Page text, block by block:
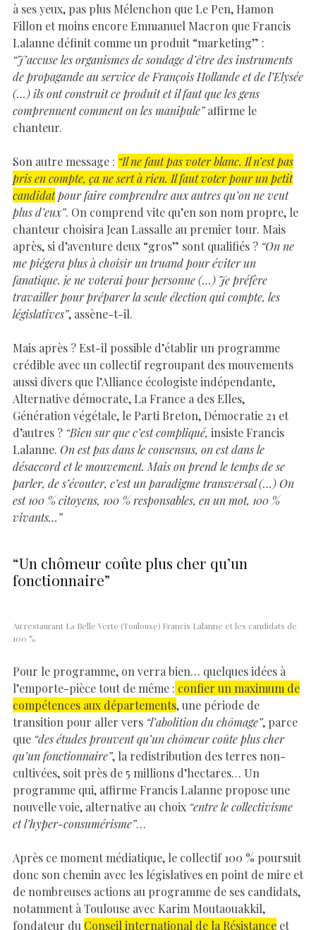
à ses yeux, pas plus Mélenchon que Le Pen, Hamon
Fillon et moins encore Emmanuel Macron que Francis
Lalanne définit comme un produit “marketing” :
“J’accuse les organismes de sondage d’être des instruments
de propagande au service de François Hollande et de l’Elysée
(…) ils ont construit ce produit et il faut que les gens
comprennent comment on les manipule”affirme le
chanteur.
Son autre message : “Il ne faut pas voter blanc. Il n’est pas
pris en compte, ça ne sert à rien. Il faut voter pour un petit
candidatpour faire comprendre aux autres qu’on ne veut
plus d’eux”. On comprend vite qu’en son nom propre, le
chanteur choisira Jean Lassalle au premier tour. Mais
après, si d’aventure deux “gros” sont qualifiés ? “On ne
me piégera plus à choisir un truand pour éviter un
fanatique. je ne voterai pour personne (…) Je préfère
travailler pour préparer la seule élection qui compte, les
législatives”, assène-t-il.
Mais après ? Est-il possible d’établir un programme
crédible avec un collectif regroupant des mouvements
aussi divers que l’Alliance écologiste indépendante,
Alternative démocrate, La France a des Elles,
Génération végétale, le Parti Breton, Démocratie 21 et
d’autres ? “Bien sur que c’est compliqué, insiste Francis
Lalanne. On est pas dans le consensus, on est dans le
désaccord et le mouvement. Mais on prend le temps de se
parler, de s’écouter, c’est un paradigme transversal (…) On
est 100 % citoyens, 100 % responsables, en un mot, 100 %
vivants…”
“Un chômeur coûte plus cher qu’un
fonctionnaire”
Au restaurant La Belle Verte (Toulouse) Francis Lalanne et les candidats de
100 %
Pour le programme, on verra bien… quelques idées à
l’emporte-pièce tout de même : confier un maximum de
compétences aux départements, une période de
transition pour aller vers “l’abolition du chômage”, parce
que “des études prouvent qu’un chômeur coûte plus cher
qu’un fonctionnaire”, la redistribution des terres non-
cultivées, soit près de 5 millions d’hectares… Un
programme qui, affirme Francis Lalanne propose une
nouvelle voie, alternative au choix “entre le collectivisme
et l’hyper-consumérisme”…
Après ce moment médiatique, le collectif 100 % poursuit
donc son chemin avec les législatives en point de mire et
de nombreuses actions au programme de ses candidats,
notamment à Toulouse avec Karim Moutaouakkil,
fondateur du Conseil international de la Résistance et